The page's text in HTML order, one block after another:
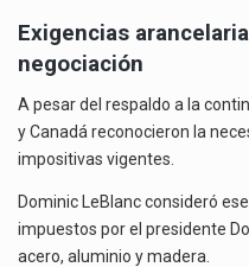
Exigencias
negociación
A pesar del respaldo a la
y Canadá reconocieron la
impositivas vigentes.
Dominic LeBlanc consideró
impuestos por el presidente
acero, aluminio y madera.